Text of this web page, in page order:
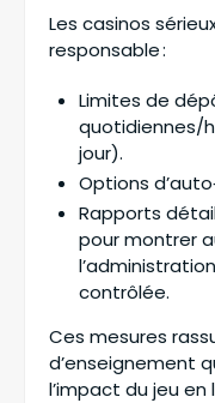
Les casinos
responsable :
Limites de
quotidiennes/
jour).
Options
Rapports
pour montrer
contrôlée.
Ces mesures
d’enseignement
l’impact du jeu